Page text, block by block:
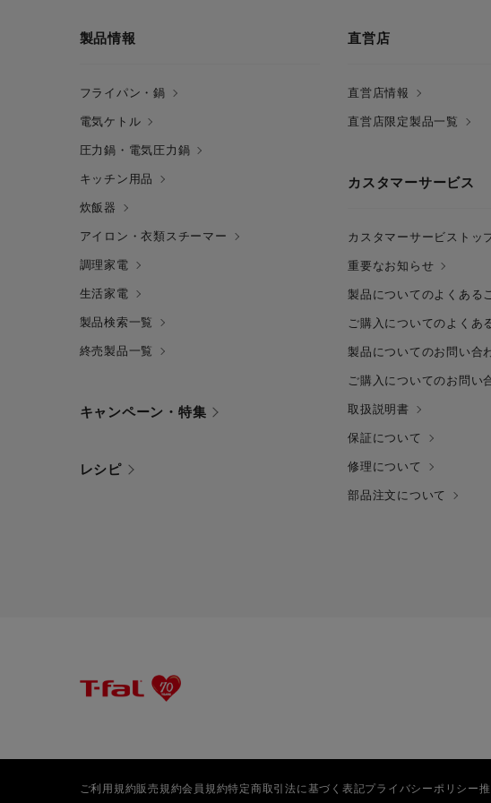
製品情報
フライパン・鍋
電気ケトル
圧力鍋・電気圧力鍋
キッチン用品
炊飯器
アイロン・衣類スチーマー
調理家電
生活家電
製品検索一覧
終売製品一覧
キャンペーン・特集
レシピ
直営店
直営店情報
直営店限定製品一覧
カスタマーサービス
カスタマーサービストッ
重要なお知らせ
製品についてのよくある
ご購入についてのよくあ
製品についてのお問い合
ご購入についてのお問い
取扱説明書
保証について
修理について
部品注文について
ご利用規約販売規約会員規約特定商取引法に基づく表記プライバシーポリシー